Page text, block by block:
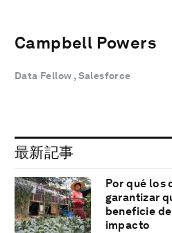
Campbell Powers
Data Fellow , Salesforce
最新記事
Por qué los
garantizar
beneficie
impacto